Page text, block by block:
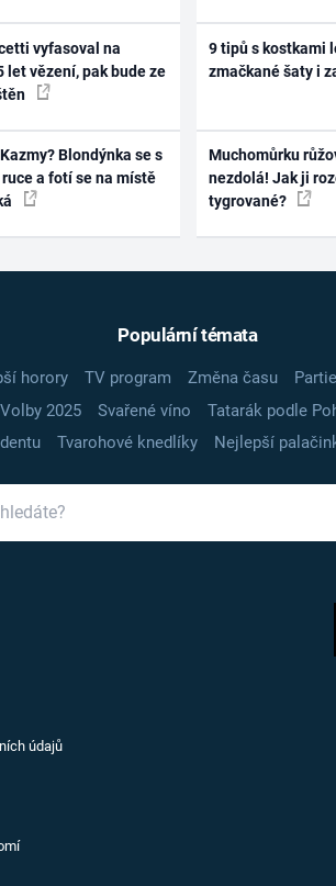
vyfasoval na
let vězení, pak bude ze
Blondýnka se s
a fotí se na místě
9 tipů s kostkami
zmačkané šaty i
Muchomůrku
nezdolá! Jak ji
tygrované?
Populární témata
horory TV program Změna času Partie
Volby 2025 Svařené víno Tatarák podle
Tvarohové knedlíky Nejlepší
údajů